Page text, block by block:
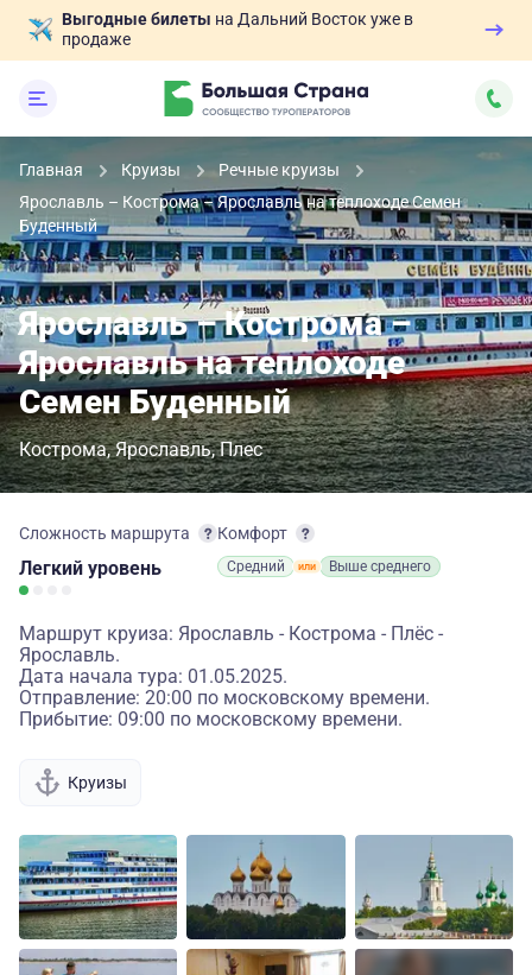
Выгодные билеты на Дальний Восток уже в
продаже
Главная Круизы
Речные круизы
Ярославль – Кострома – Ярославль на теплоходе Семен
Буденный
Ярославль – Кострома –
Ярославль на теплоходе
Семен Буденный
Кострома Ярославль Плес
Сложность маршрута
Легкий уровень
Комфорт
Средний Выше среднего
Маршрут круиза: Ярославль - Кострома - Плёс -
Ярославль.
Дата начала тура: 01.05.2025.
Отправление: 20:00 по московскому времени.
Прибытие: 09:00 по московскому времени.
Круизы